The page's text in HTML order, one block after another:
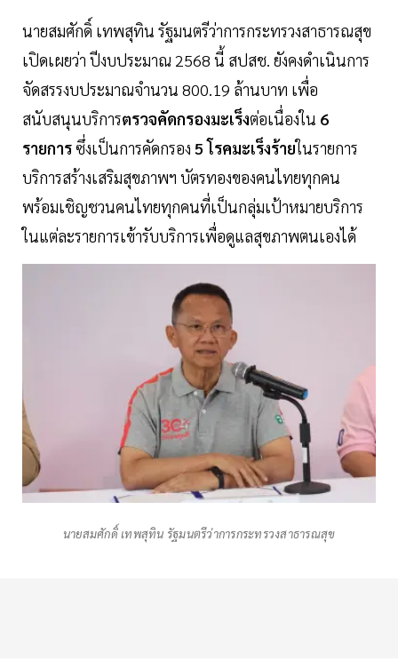
นายสมศักดิ์ เทพสุทิน รัฐมนตรีว่าการกระทรวงสาธารณสุข
เปิดเผยว่า ปีงบประมาณ 2568 นี้ สปสช. ยังคงดำเนินการ
จัดสรรงบประมาณจำนวน 800.19 ล้านบาท เพื่อ
สนับสนุนบริการตรวจคัดกรองมะเร็งต่อเนื่องใน 6
รายการซึ่งเป็นการคัดกรอง 5 โรคมะเร็งร้ายในรายการ
บริการสร้างเสริมสุขภาพฯ บัตรทองของคนไทยทุกคน
พร้อมเชิญชวนคนไทยทุกคนที่เป็นกลุ่มเป้าหมายบริการ
ในแต่ละรายการเข้ารับบริการเพื่อดูแลสุขภาพตนเองได้
นายสมศักดิ์ เทพสุทิน รัฐมนตรีว่าการกระทรวงสาธารณสุข